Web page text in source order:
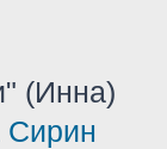
(Инна)
Сирин